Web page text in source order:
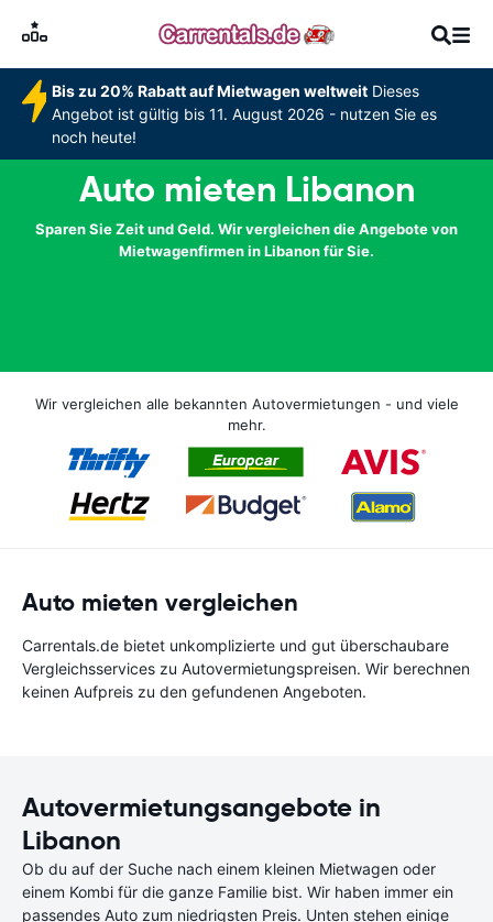
Bis zu 20% Rabatt auf Mietwagen weltweitDieses
Angebot ist gültig bis 11. August 2026 - nutzen Sie es
noch heute!
Auto mieten Libanon
Sparen Sie Zeit und Geld. Wir vergleichen die Angebote von
Mietwagenfirmen in Libanon für Sie.
Wir vergleichen alle bekannten Autovermietungen - und viele
mehr.
Auto mieten vergleichen
Carrentals.de bietet unkomplizierte und gut überschaubare
Vergleichsservices zu Autovermietungspreisen. Wir berechnen
keinen Aufpreis zu den gefundenen Angeboten.
Autovermietungsangebote in
Libanon
Ob du auf der Suche nach einem kleinen Mietwagen oder
einem Kombi für die ganze Familie bist. Wir haben immer ein
passendes Auto zum niedrigsten Preis. Unten stehen einige